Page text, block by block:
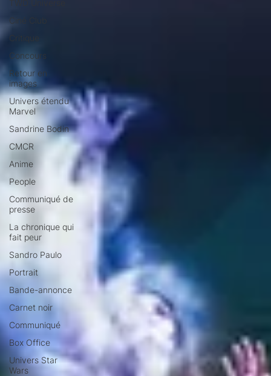
TWD Universe
Ciné Club
Critique
Concours
Retour en
images
Univers étendu
Marvel
Sandrine Bodin
CMCR
Anime
People
Communiqué de
presse
La chronique qui
fait peur
Sandro Paulo
Portrait
Bande-annonce
Carnet noir
Communiqué
Box Office
Univers Star
Wars